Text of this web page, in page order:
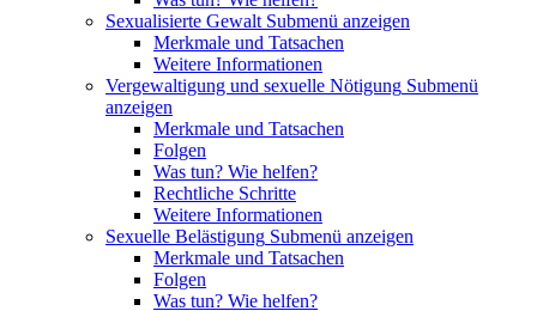
Sexualisierte Gewalt Submenü anzeigen
Merkmale und Tatsachen
Weitere Informationen
Vergewaltigung und sexuelle Nötigung Submenü
anzeigen
Merkmale und Tatsachen
Folgen
Was tun? Wie helfen?
Rechtliche Schritte
Weitere Informationen
Sexuelle Belästigung Submenü anzeigen
Merkmale und Tatsachen
Folgen
Was tun? Wie helfen?